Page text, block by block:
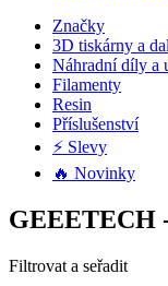
Značky
3D tiskárny a
Náhradní díly a
Filamenty
Resin
Příslušenství
⚡ Slevy
🔥 Novinky
GEEETECH
Filtrovat a seřadit